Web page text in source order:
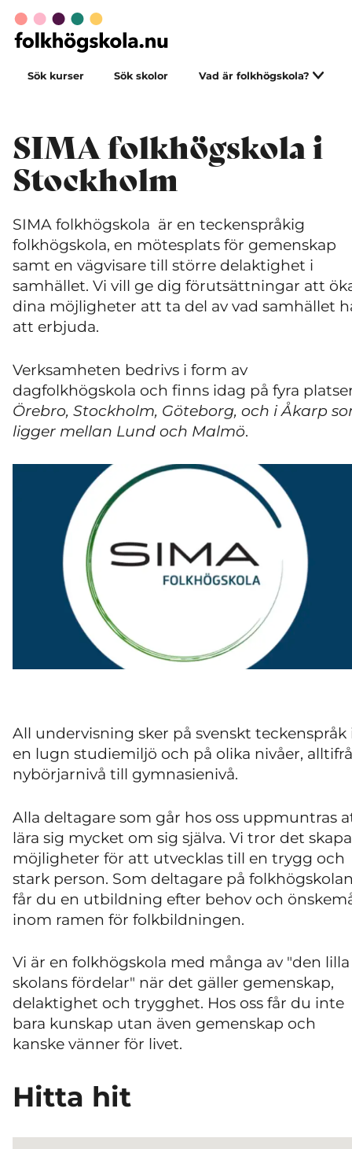
Sök kurser Sök skolor Vad är folkhögskola?
SIMA folkhögskola i
Stockholm
SIMA folkhögskola är en teckenspråkig
folkhögskola, en mötesplats för gemenskap
samt en vägvisare till större delaktighet i
samhället. Vi vill ge dig förutsättningar att
dina möjligheter att ta del av vad samhället
att erbjuda.
Verksamheten bedrivs i form av
dagfolkhögskola och finns idag på fyra
Örebro, Stockholm, Göteborg, och i Åkarp
ligger mellan Lund och Malmö.
All undervisning sker på svenskt teckenspråk
en lugn studiemiljö och på olika nivåer,
nybörjarnivå till gymnasienivå.
Alla deltagare som går hos oss uppmuntras
lära sig mycket om sig själva. Vi tror det
möjligheter för att utvecklas till en trygg och
stark person. Som deltagare på
får du en utbildning efter behov och
inom ramen för folkbildningen.
Vi är en folkhögskola med många av "den lilla
skolans fördelar" när det gäller gemenskap,
delaktighet och trygghet. Hos oss får du inte
bara kunskap utan även gemenskap och
kanske vänner för livet.
Hitta hit